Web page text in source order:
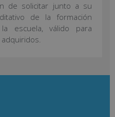
de solicitar junto a su
de la formación
escuela, válido para